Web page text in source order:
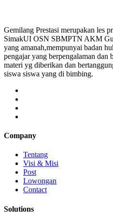
Gemilang Prestasi merupakan les
SimakUI OSN SBMPTN AKM
yang amanah,mempunyai badan
pengajar yang berpengalaman dan
materi yg diberikan dan
siswa siswa yang di bimbing.
Company
Tentang
Visi & Misi
Post
Lowongan
Contact
Solutions